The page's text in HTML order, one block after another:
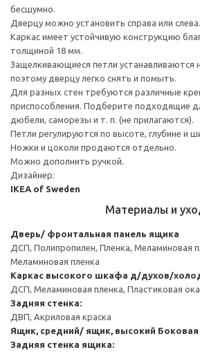
бесшумно.
Дверцу можно установить справа или слева.
Каркас имеет устойчивую конструкцию
толщиной 18 мм.
Защелкивающиеся петли устанавливаются
поэтому дверцу легко снять и помыть.
Для разных стен требуются различные
приспособления. Подберите подходящие
дюбели, саморезы и т. п. (не прилагаются).
Петли регулируются по высоте, глубине и
Ножки и цоколи продаются отдельно.
Можно дополнить ручкой.
Дизайнер:
IKEA of Sweden
Материалы и
Дверь/ фронтальная панель ящика
ДСП, Полипропилен, Пленка, Меламиновая
Меламиновая пленка
Каркас высокого шкафа д/духов/
ДСП, Меламиновая пленка, Пластиковая
Задняя стенка:
ДВП, Акриловая краска
Ящик, средний/ ящик, высокий
Задняя стенка ящика: